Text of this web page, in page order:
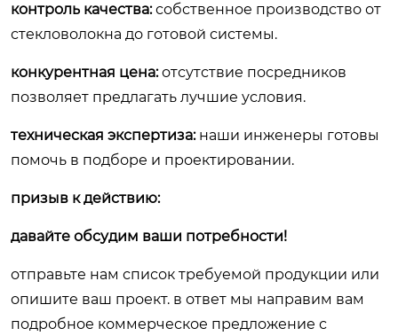
контроль качества:собственное производство от
стекловолокна до готовой системы.
конкурентная цена:отсутствие посредников
позволяет предлагать лучшие условия.
техническая экспертиза:наши инженеры готовы
помочь в подборе и проектировании.
призыв к действию:
давайте обсудим ваши потребности!
отправьте нам список требуемой продукции или
опишите ваш проект. в ответ мы направим вам
подробное коммерческое предложение с